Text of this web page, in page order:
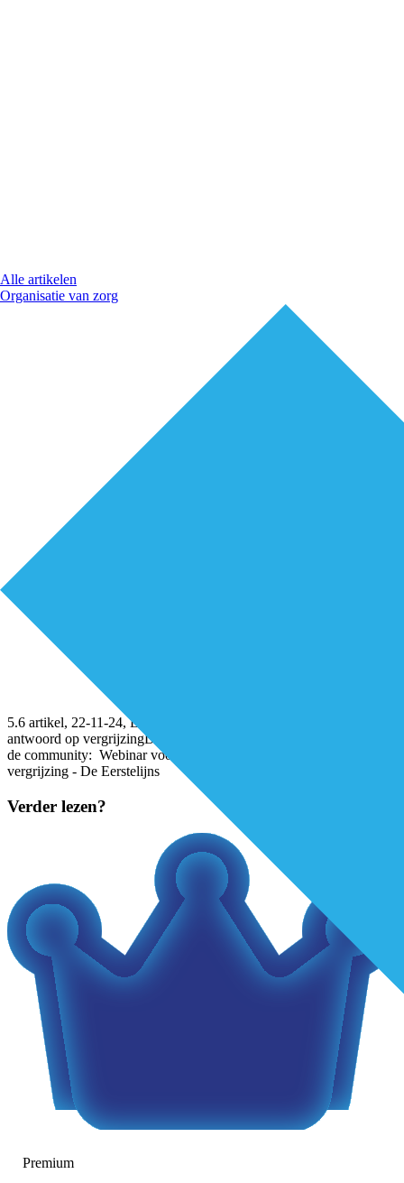
Alle artikelen
Organisatie van zorg
5.6 artikel, 22-11-24, Luister terug webinar- voorzorgcirkels als
antwoord op vergrijzingDownloaden Kijk hier het webinar terug in
de community: Webinar voorzorgcirkels als antwoord op
vergrijzing - De Eerstelijns
Verder lezen?
Premium